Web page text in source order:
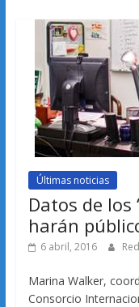
Últimas noticias
Datos de los
harán
6 abril, 2016
Marina Walker,
Consorcio